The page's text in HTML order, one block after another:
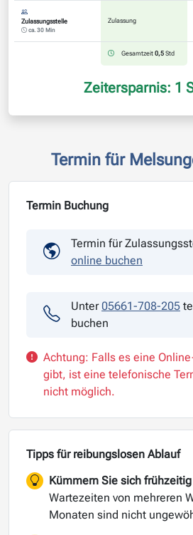
Zulassungsstelle
ca. 30 Min
Zulassung
Gesamtzeit 0,5 Std
Zeitersparnis: 1
Termin für
Termin Buchung
Termin für
online buchen
Unter05661-708-205
buchen
Achtung: Falls es eine
gibt, ist eine telefonische
nicht möglich.
Tipps für reibungslosen Ablauf
Kümmern Sie sich
Wartezeiten von mehreren
Monaten sind nicht